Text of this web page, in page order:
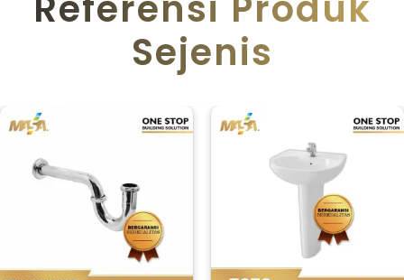
Sejenis